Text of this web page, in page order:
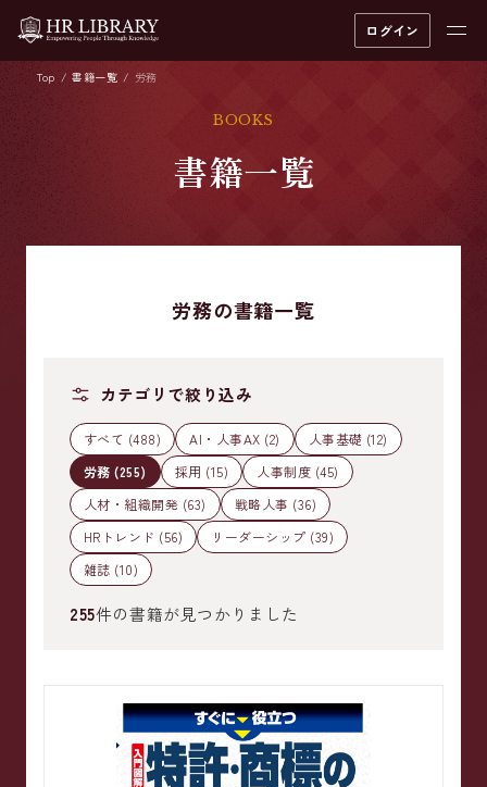
ログイン
Top 書籍一覧 労務
BOOKS
書籍一覧
労務の書籍一覧
カテゴリで絞り込み
すべて (488) AI・人事AX (2)
人事基礎 (12)
労務 (255)
採用 (15)
人事制度 (45)
人材・組織開発 (63)
戦略人事 (36)
HRトレンド (56)
リーダーシップ (39)
雑誌 (10)
255件の書籍が見つかりました